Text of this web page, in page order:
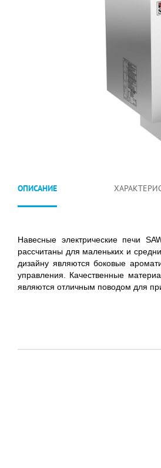
ОПИСАНИЕ
Навесные электрические печи
рассчитаны для маленьких и
дизайну являются боковые
управления. Качественные
являются отличным поводом для